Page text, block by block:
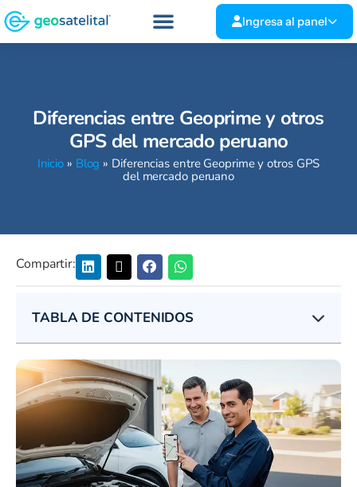
Ingresa al panel
Diferencias entre Geoprime y otros
GPS del mercado peruano
Inicio » Blog » Diferencias entre Geoprime y otros GPS
del mercado peruano
Compartir:
TABLA DE CONTENIDOS